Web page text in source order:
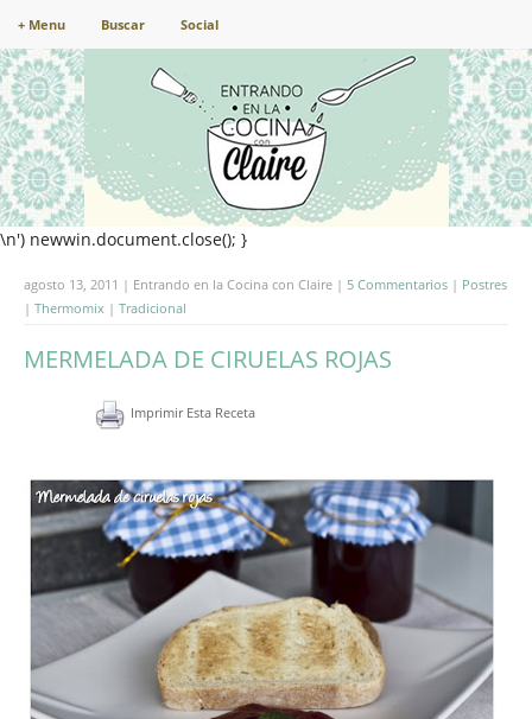
+ Menu Buscar Social
\n') newwin.document.close(); }
agosto 13, 2011 | Entrando en la Cocina con Claire | 5 Commentarios | Postres
| Thermomix | Tradicional
MERMELADA DE CIRUELAS ROJAS
Imprimir Esta Receta